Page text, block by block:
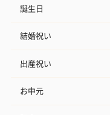
誕生日
結婚祝い
出産祝い
お中元